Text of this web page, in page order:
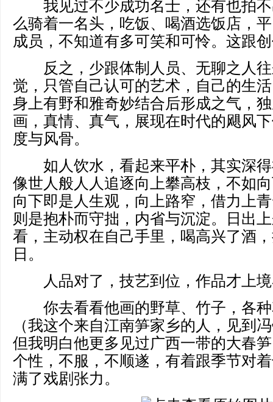
我见过不少成功名士，还有也拍不
么骑着一名头，吃饭、喝酒选饭店，
成员，不知道有多可笑和可怜。这跟
反之，少跟体制人员、无聊之人往
觉，只管自己认可的艺术，自己的生
身上有野和雅奇妙结合后形成之气，
画，真情、真气，展现在时代的飓风
度与风骨。
如人饮水，看起来平朴，其实深
像世人般人人追逐向上攀高枝，不如
向下即是人生观，向上路窄，借力上
则是抱朴而守拙，内省与沉淀。日出
看，主动权在自己手里，喝高兴了酒
日。
人品对了，技艺到位，作品才上境
你去看看他画的野草、竹子，各种
（我这个来自江南笋家乡的人，见到
但我明白他更多见过广西一带的大春
个性，不服，不顺遂，有着跟季节对
满了戏剧张力。